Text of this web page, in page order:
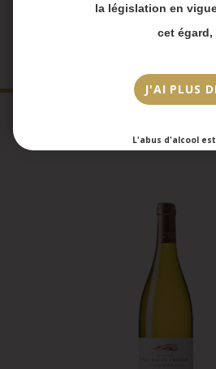
la législation en
cet égard,
J'AI PLUS
L'abus d'alcool
Merci de bien prendre
Les envois
Honoré et cave
septembre.